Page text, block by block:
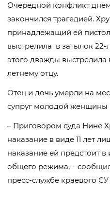
Очередной конфликт днем
закончился трагедией.
принадлежащий ей
выстрелила в затылок
этого дважды выстрелила
летнему отцу.
Отец и дочь умерли на
супруг молодой женщины
– Приговором суда Нине
наказание в виде 11 лет
наказание ей предстоит
общего режима, –
пресс-службе краевого